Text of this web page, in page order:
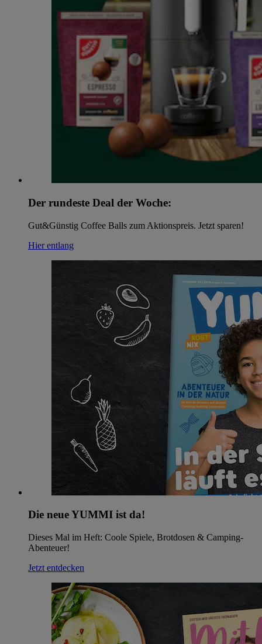
Der rundeste Deal der Woche:
Gut&Günstig Coffee Balls zum Aktionspreis. Jetzt sparen!
Hier entlang
Die neue YUMMI ist da!
Dieses Mal im Heft: Coole Spiele, Brotdosen & Camping-
Abenteuer!
Jetzt entdecken